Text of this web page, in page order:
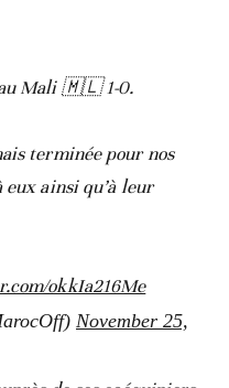
Mali 🇲🇱 1-0.
terminée pour nos
ainsi qu’à leur
okkIa216Me
November 25,